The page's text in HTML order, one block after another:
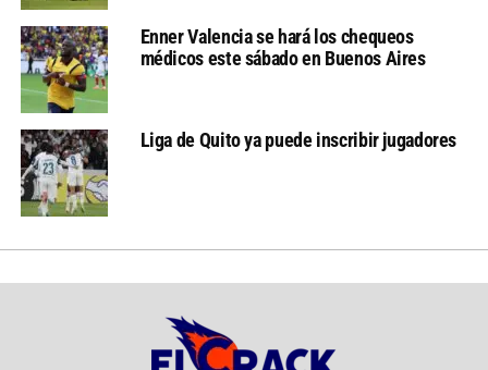
Enner Valencia se hará los chequeos
médicos este sábado en Buenos Aires
Liga de Quito ya puede inscribir jugadores